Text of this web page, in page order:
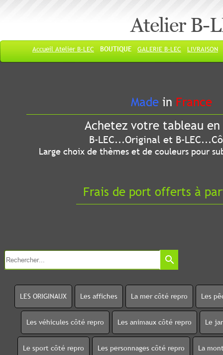
Atelier B-
Accueil Atelier B-LEC BOUTIQUE GALERIE B-LEC LIVRAISON
Made in France
Achetez votre tableau
B-LEC...Original et B-
Large choix de thèmes et de couleurs pour
Frais de port offerts à
search
LES ORIGINAUX Les affiches La mer côté repro Les
Les véhicules côté repro Les animaux côté repro Le
Le sport côté repro Les personnages côté repro La